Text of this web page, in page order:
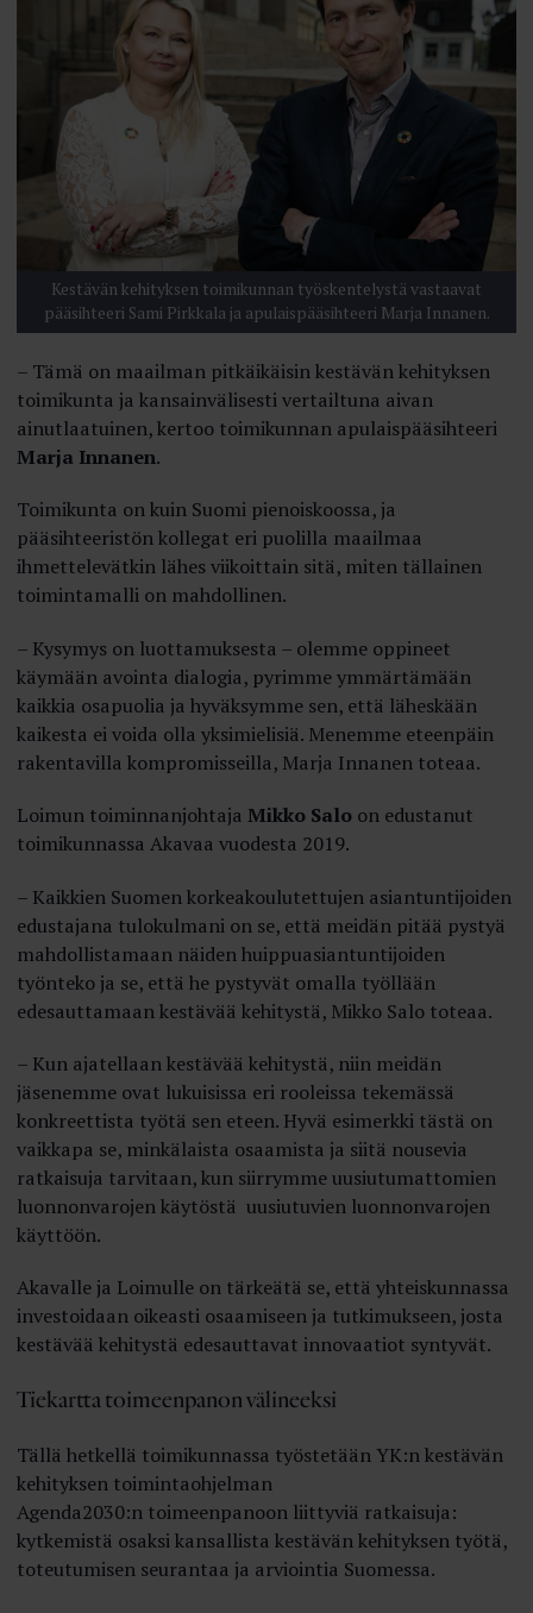
Kestävän kehityksen toimikunnan työskentelystä vastaavat
pääsihteeri Sami Pirkkala ja apulaispääsihteeri Marja Innanen.
– Tämä on maailman pitkäikäisin kestävän kehityksen
toimikunta ja kansainvälisesti vertailtuna aivan
ainutlaatuinen, kertoo toimikunnan apulaispääsihteeri
Marja Innanen.
Toimikunta on kuin Suomi pienoiskoossa, ja
pääsihteeristön kollegat eri puolilla maailmaa
ihmettelevätkin lähes viikoittain sitä, miten tällainen
toimintamalli on mahdollinen.
– Kysymys on luottamuksesta – olemme oppineet
käymään avointa dialogia, pyrimme ymmärtämään
kaikkia osapuolia ja hyväksymme sen, että läheskään
kaikesta ei voida olla yksimielisiä. Menemme eteenpäin
rakentavilla kompromisseilla, Marja Innanen toteaa.
Loimun toiminnanjohtaja Mikko Salo on edustanut
toimikunnassa Akavaa vuodesta 2019.
– Kaikkien Suomen korkeakoulutettujen asiantuntijoiden
edustajana tulokulmani on se, että meidän pitää pystyä
mahdollistamaan näiden huippuasiantuntijoiden
työnteko ja se, että he pystyvät omalla työllään
edesauttamaan kestävää kehitystä, Mikko Salo toteaa.
– Kun ajatellaan kestävää kehitystä, niin meidän
jäsenemme ovat lukuisissa eri rooleissa tekemässä
konkreettista työtä sen eteen. Hyvä esimerkki tästä on
vaikkapa se, minkälaista osaamista ja siitä nousevia
ratkaisuja tarvitaan, kun siirrymme uusiutumattomien
luonnonvarojen käytöstä uusiutuvien luonnonvarojen
käyttöön.
Akavalle ja Loimulle on tärkeätä se, että yhteiskunnassa
investoidaan oikeasti osaamiseen ja tutkimukseen, josta
kestävää kehitystä edesauttavat innovaatiot syntyvät.
Tiekartta toimeenpanon välineeksi
Tällä hetkellä toimikunnassa työstetään YK:n kestävän
kehityksen toimintaohjelman
Agenda2030:n toimeenpanoon liittyviä ratkaisuja:
kytkemistä osaksi kansallista kestävän kehityksen työtä,
toteutumisen seurantaa ja arviointia Suomessa.